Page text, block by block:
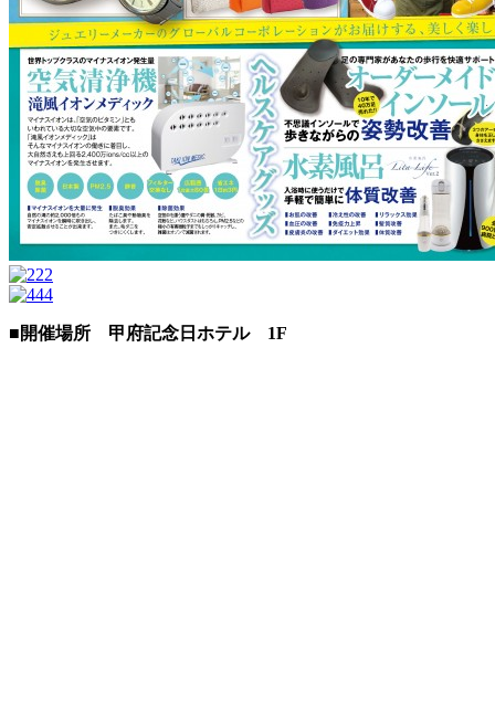
■開催場所 甲府記念日ホテル 1F